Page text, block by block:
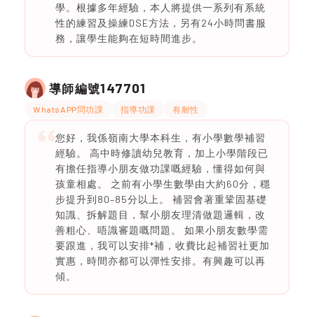
學。根據多年經驗，本人將提供一系列有系統
性的練習及操練DSE方法，另有24小時問書服
務，讓學生能夠在短時間進步。
導師編號147701
WhatsAPP問功課 指導功課 有耐性
您好，我係嶺南大學本科生，有小學數學補習
經驗。 高中時修讀幼兒教育，加上小學階段已
有擔任指導小朋友做功課嘅經驗，懂得如何與
孩童相處。 之前有小學生數學由大約60分，穩
步提升到80–85分以上。 補習會著重鞏固基礎
知識、拆解題目，幫小朋友理清做題邏輯，改
善粗心、唔識審題嘅問題。 如果小朋友數學需
要跟進，我可以安排*補，收費比起補習社更加
實惠，時間亦都可以彈性安排。有興趣可以再
傾。